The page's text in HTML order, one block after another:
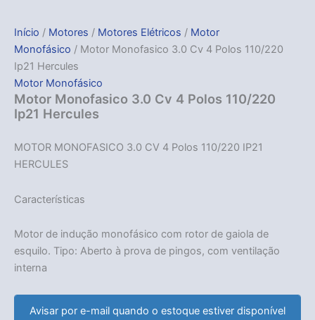
Início / Motores / Motores Elétricos / Motor
Monofásico / Motor Monofasico 3.0 Cv 4 Polos 110/220
Ip21 Hercules
Motor Monofásico
Motor Monofasico 3.0 Cv 4 Polos 110/220
Ip21 Hercules
MOTOR MONOFASICO 3.0 CV 4 Polos 110/220 IP21
HERCULES
Características
Motor de indução monofásico com rotor de gaiola de
esquilo. Tipo: Aberto à prova de pingos, com ventilação
interna
Avisar por e-mail quando o estoque estiver disponível